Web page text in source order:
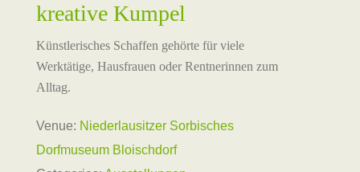
kreative Kumpel
Künstlerisches Schaffen gehörte für viele
Werktätige, Hausfrauen oder Rentnerinnen zum
Alltag.
Venue: Niederlausitzer Sorbisches
Dorfmuseum Bloischdorf